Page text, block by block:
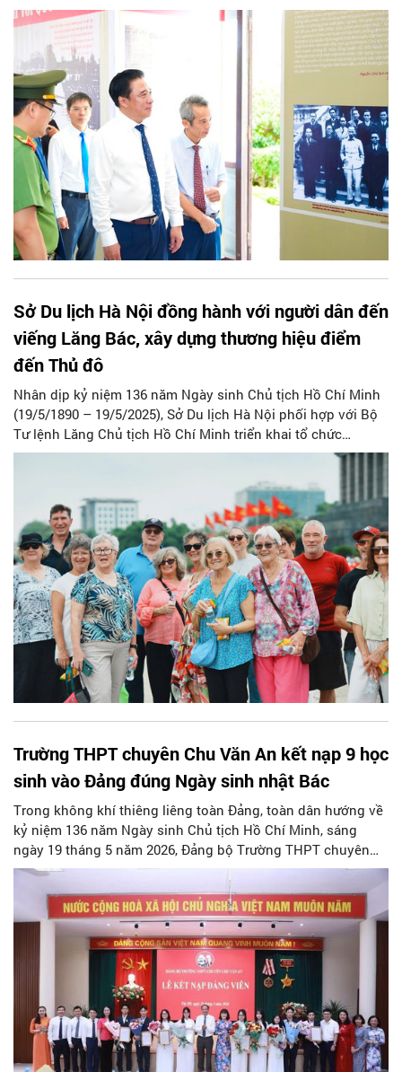
Chí Minh TP Huế.
Sở Du lịch Hà Nội đồng hành với người dân đến
viếng Lăng Bác, xây dựng thương hiệu điểm
đến Thủ đô
Nhân dịp kỷ niệm 136 năm Ngày sinh Chủ tịch Hồ Chí Minh
(19/5/1890 – 19/5/2025), Sở Du lịch Hà Nội phối hợp với Bộ
Tư lệnh Lăng Chủ tịch Hồ Chí Minh triển khai tổ chức
chương trình hỗ trợ khoảng 20.000 suất quà là nước uống,
Lăng Bác trong ngày 19/5/2026.
Trường THPT chuyên Chu Văn An kết nạp 9 học
sinh vào Đảng đúng Ngày sinh nhật Bác
Trong không khí thiêng liêng toàn Đảng, toàn dân hướng về
kỷ niệm 136 năm Ngày sinh Chủ tịch Hồ Chí Minh, sáng
ngày 19 tháng 5 năm 2026, Đảng bộ Trường THPT chuyên
Chu Văn An (Tây Hồ, Hà Nội) đã long trọng tổ chức Lễ kết
nạp Đảng viên mới cho 9 học sinh xuất sắc. Đây không chỉ
là niềm tự hào của riêng các em và gia đình, mà còn là minh
chứng sống động cho sự lớn mạnh trong công tác phát triển
Đảng của một ngôi trường giàu truyền thống bậc nhất Thủ